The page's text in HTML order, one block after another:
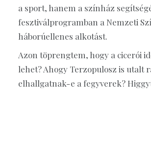
a sport, hanem a színház
fesztiválprogramban a Nemzeti
háborúellenes alkotást.
Azon töprengtem, hogy a cicerói
lehet? Ahogy Terzopulosz is utalt
elhallgatnak-e a fegyverek?